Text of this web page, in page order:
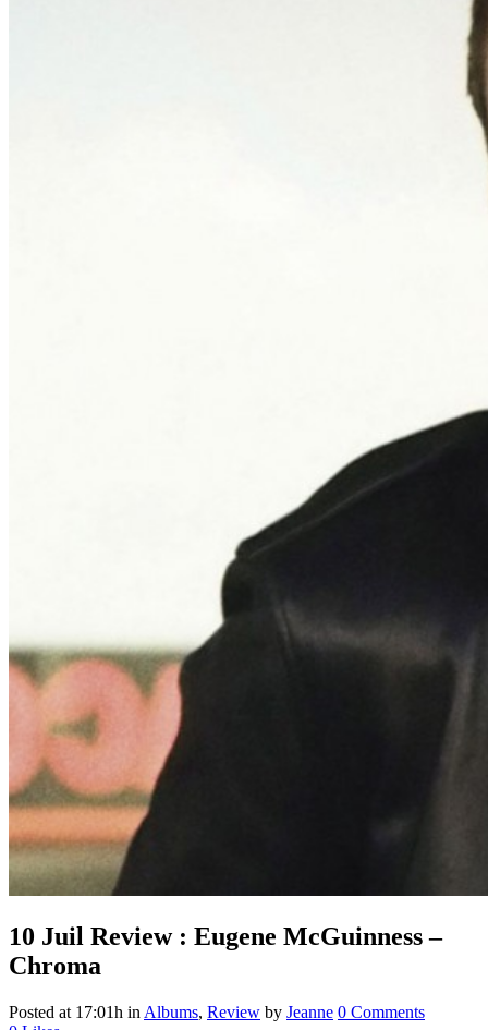
10 Juil Review : Eugene McGuinness –
Chroma
Posted at 17:01h in Albums, Review by Jeanne 0 Comments